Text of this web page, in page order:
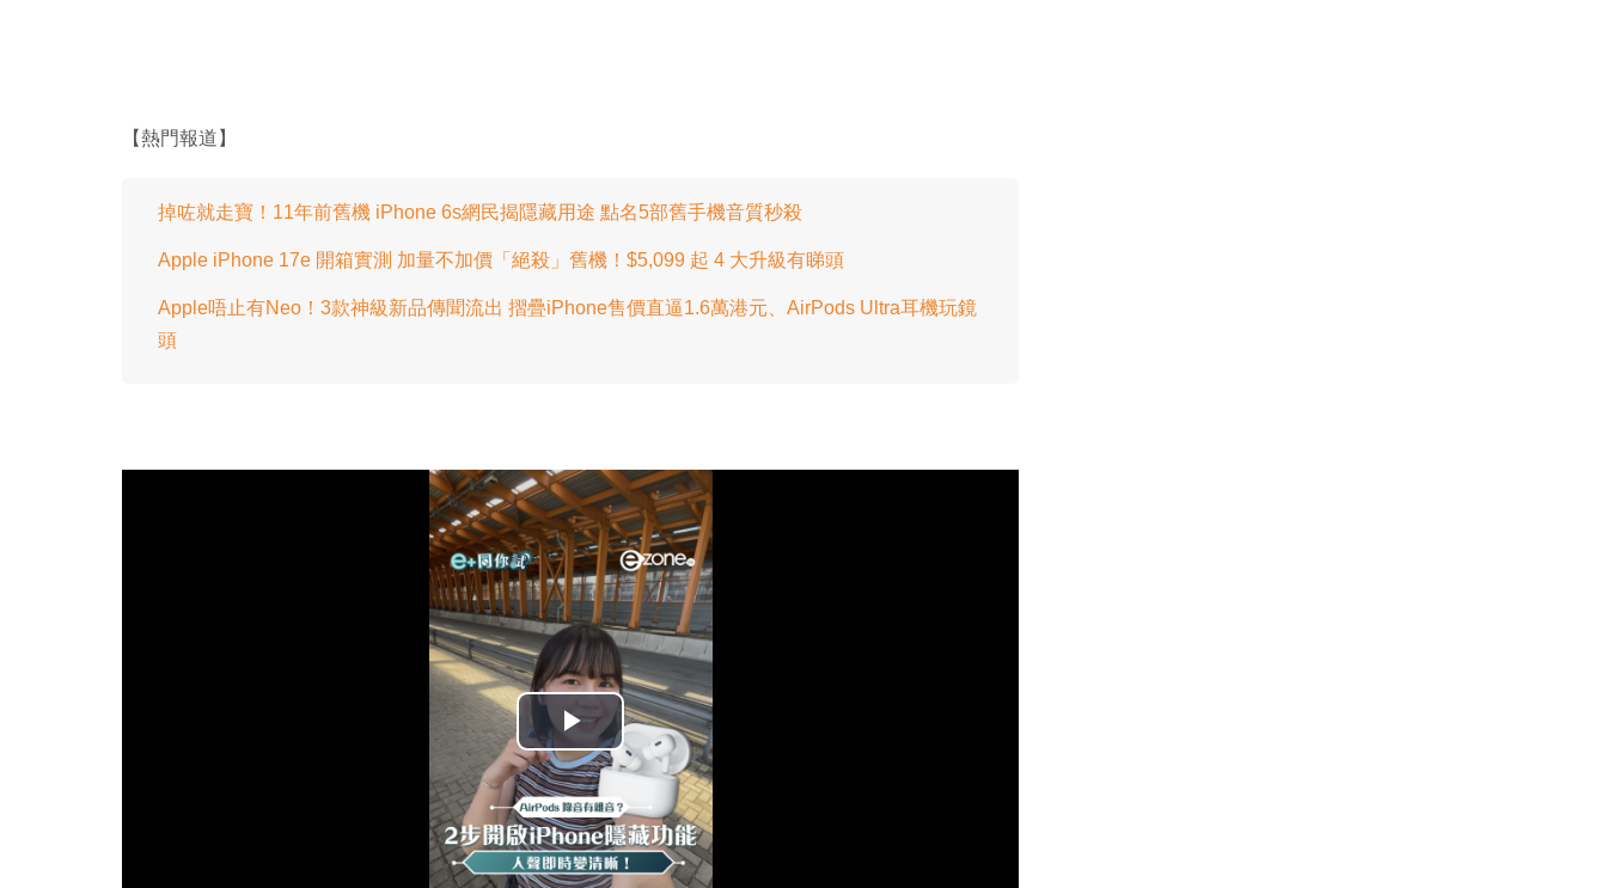
【熱門報道】
掉咗就走寶！11年前舊機 iPhone 6s網民揭隱藏用途 點名5部舊手機音質秒殺
Apple iPhone 17e 開箱實測 加量不加價「絕殺」舊機！$5,099 起 4 大升級有睇頭
Apple唔止有Neo！3款神級新品傳聞流出 摺疊iPhone售價直逼1.6萬港元、AirPods Ultra耳機玩鏡
頭
播
放
影